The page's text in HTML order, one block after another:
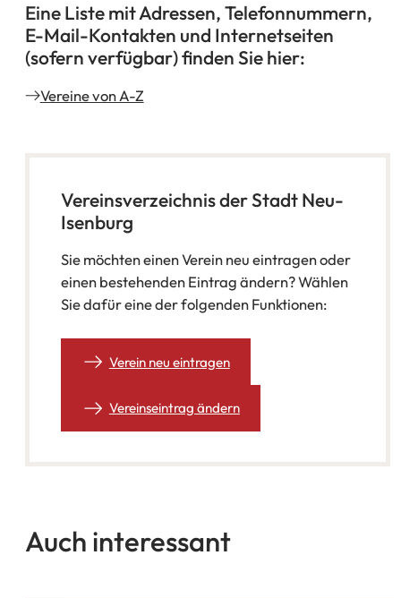
Eine Liste mit Adressen, Telefonnummern,
E-Mail-Kontakten und Internetseiten
(sofern verfügbar) finden Sie hier:
Vereine von A-Z
Vereinsverzeichnis der Stadt Neu-
Isenburg
Sie möchten einen Verein neu eintragen oder
einen bestehenden Eintrag ändern? Wählen
Sie dafür eine der folgenden Funktionen:
Verein neu eintragen
Vereinseintrag ändern
Auch interessant